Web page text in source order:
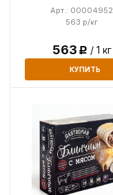
563 р/кг
Арт.: 00004952
563Р / 1 кг
КУПИТЬ